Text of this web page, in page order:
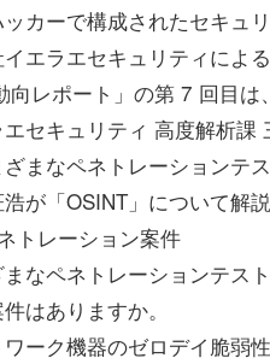
カーで構成されたセキュ
エラエセキュリティによ
向レポート」の第 7 回目は
エセキュリティ 高度解析
まなペネトレーションテ
が「OSINT」について解説
トレーション案件
なペネトレーションテス
はありますか。
ーク機器のゼロデイ脆弱